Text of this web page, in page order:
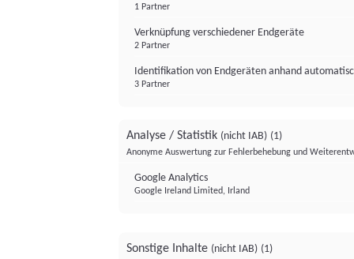
1 Partner
Verknüpfung verschiedener Endgeräte
2 Partner
Identifikation von Endgeräten anhand
3 Partner
Analyse / Statistik (nicht IAB) (1)
Anonyme Auswertung zur Fehlerbehebung und
Google Analytics
Google Ireland Limited, Irland
Sonstige Inhalte (nicht IAB) (1)